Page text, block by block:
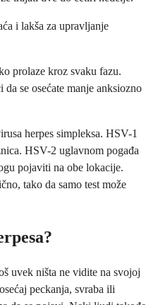
i lakša za upravljanje
prolaze kroz svaku fazu.
se osećate manje anksiozno
herpes simpleksa. HSV-1
HSV-2 uglavnom pogađa
pojaviti na obe lokacije.
tako da samo test može
uvek ništa ne vidite na svojoj
peckanja, svraba ili